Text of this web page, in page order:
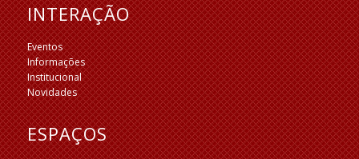
INTERAÇÃO
Eventos
Informações
Institucional
Novidades
ESPAÇOS